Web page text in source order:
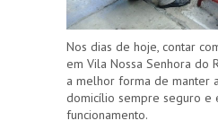
Nos dias de hoje, contar
em Vila Nossa Senhora do
a melhor forma de manter
domicílio sempre seguro e
funcionamento.